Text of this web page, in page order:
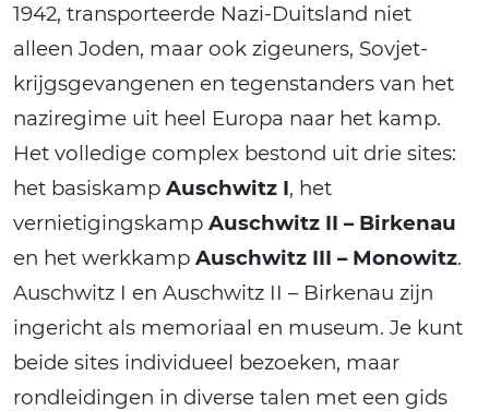
1942, transporteerde Nazi-Duitsland niet
alleen Joden, maar ook zigeuners, Sovjet-
krijgsgevangenen en tegenstanders van het
naziregime uit heel Europa naar het kamp.
Het volledige complex bestond uit drie sites:
het basiskamp Auschwitz I, het
vernietigingskamp Auschwitz II – Birkenau
en het werkkamp Auschwitz III – Monowitz.
Auschwitz I en Auschwitz II – Birkenau zijn
ingericht als memoriaal en museum. Je kunt
beide sites individueel bezoeken, maar
rondleidingen in diverse talen met een gids